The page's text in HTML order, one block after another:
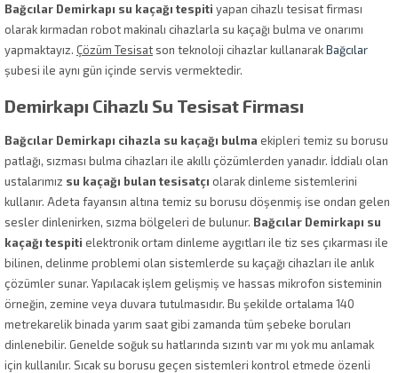
Bağcılar Demirkapı su kaçağı tespiti yapan cihazlı tesisat firması
olarak kırmadan robot makinalı cihazlarla su kaçağı bulma ve onarımı
yapmaktayız. Çözüm Tesisat son teknoloji cihazlar kullanarakBağcılar
şubesi ile aynı gün içinde servis vermektedir.
Demirkapı Cihazlı Su Tesisat Firması
Bağcılar Demirkapı cihazla su kaçağı bulma ekipleri temiz su borusu
patlağı, sızması bulma cihazları ile akıllı çözümlerden yanadır. İddialı olan
ustalarımız su kaçağı bulan tesisatçı olarak dinleme sistemlerini
kullanır. Adeta fayansın altına temiz su borusu döşenmiş ise ondan gelen
sesler dinlenirken, sızma bölgeleri de bulunur. Bağcılar Demirkapı su
kaçağı tespiti elektronik ortam dinleme aygıtları ile tiz ses çıkarması ile
bilinen, delinme problemi olan sistemlerde su kaçağı cihazları ile anlık
çözümler sunar. Yapılacak işlem gelişmiş ve hassas mikrofon sisteminin
örneğin, zemine veya duvara tutulmasıdır. Bu şekilde ortalama 140
metrekarelik binada yarım saat gibi zamanda tüm şebeke boruları
dinlenebilir. Genelde soğuk su hatlarında sızıntı var mı yok mu anlamak
için kullanılır. Sıcak su borusu geçen sistemleri kontrol etmede özenli